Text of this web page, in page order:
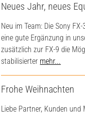
Neues Jahr, neues
Neu im Team: Die Sony
eine gute Ergänzung in
zusätzlich zur FX-9 die
stabilisierter mehr...
Frohe Weihnachten
Liebe Partner, Kunden